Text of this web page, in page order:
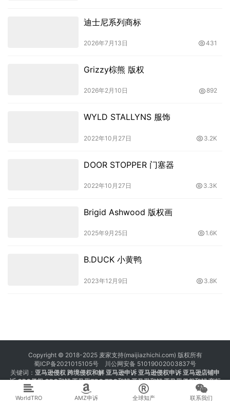
迪士尼系列商标
2026年7月13日 431
Grizzy棕熊 版权
2026年2月10日 892
WYLD STALLYNS 服饰
2022年10月27日 3.2K
DOOR STOPPER 门塞器
2022年10月27日 3.3K
Brigid Ashwood 版权画
2025年9月25日 1.6K
B.DUCK 小黄鸭
2023年12月9日 3.8K
Copyright © 2018-2025 麦家支持(maijiazhichi.com) 版权所有
蜀ICP备2021015105号
川公网安备 51019002003837号
关键词： 亚马逊侵权 跨境侵权和解 亚马逊申诉 亚马逊侵权申诉 亚马逊店铺申
诉 GBC侵权 GBC和解 亚马逊TRO TRO和解 亚马逊和解 亚马逊侵权和解商标
注册 专利注册 版权注册
WorldTRO AMZ申诉 全球知产 联系我们